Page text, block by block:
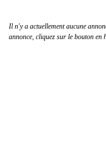
Il n'y a actuellement aucune
annonce, cliquez sur le bouton en